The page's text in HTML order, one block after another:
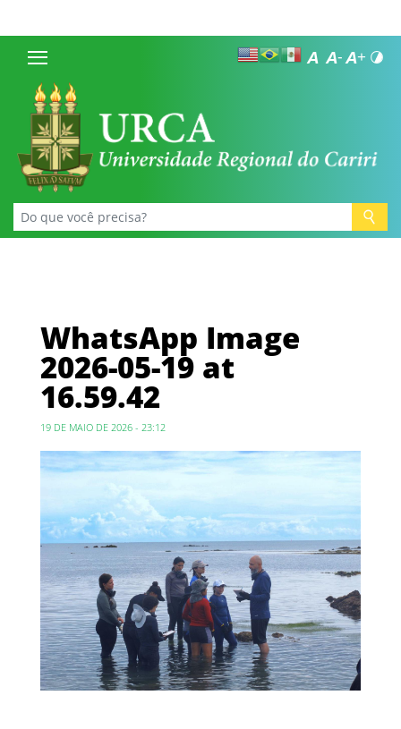
WhatsApp Image
2026-05-19 at
16.59.42
19 DE MAIO DE 2026 - 23:12